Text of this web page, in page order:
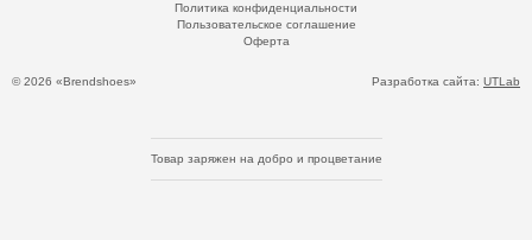
© 2026 «Brendshoes»
Политика конфиденциальности
Пользовательское соглашение
Оферта
Разработка сайта: UTLab
Товар заряжен на добро и процветание